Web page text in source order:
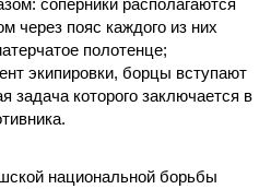
соперники располагаются
через пояс каждого из них
полотенце;
экипировки, борцы вступают
задача которого заключается в
национальной борьбы